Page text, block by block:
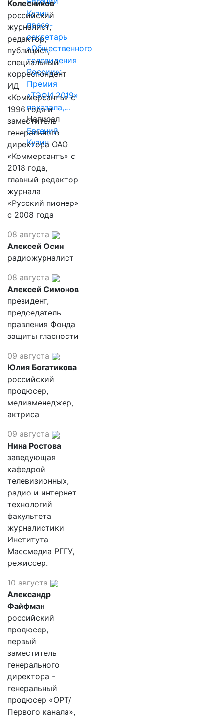
Кузин,
пресс-
секретарь
«Общественного
телевидения
России»:
Премия
«ТЭФИ 2019»
показала,…
Написал
Евгений
Кузин
Колесников
российский
журналист,
редактор,
публицист,
специальный
корреспондент
ИД
«Коммерсантъ» с
1996 года и
заместитель
генерального
директора ОАО
«Коммерсантъ» с
2018 года,
главный редактор
журнала
«Русский пионер»
с 2008 года
08 августа
Алексей Осин
радиожурналист
08 августа
Алексей Симонов
президент,
председатель
правления Фонда
защиты гласности
09 августа
Юлия Богатикова
российский
продюсер,
медиаменеджер,
актриса
09 августа
Нина Ростова
заведующая
кафедрой
телевизионных,
радио и интернет
технологий
факультета
журналистики
Института
Массмедиа РГГУ,
режиссер.
10 августа
Александр
Файфман
российский
продюсер,
первый
заместитель
генерального
директора -
генеральный
продюсер «ОРТ/
Первого канала»,